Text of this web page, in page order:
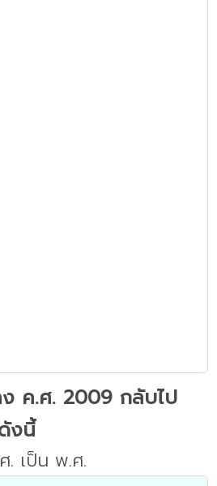
ค.ศ. 2009 กลับไป
งนี้
. เป็น พ.ศ.